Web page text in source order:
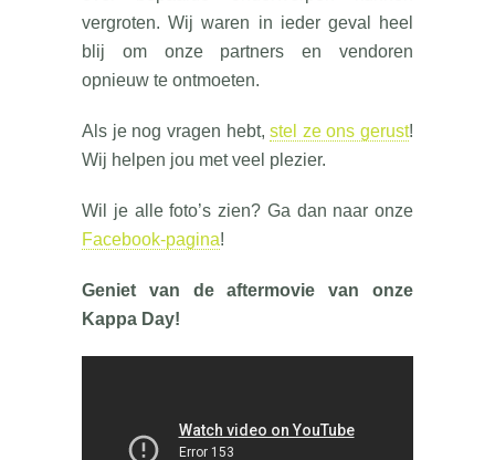
vergroten. Wij waren in ieder geval heel
blij om onze partners en vendoren
opnieuw te ontmoeten.
Als je nog vragen hebt,stel ze ons gerust!
Wij helpen jou met veel plezier.
Wil je alle foto’s zien? Ga dan naar onze
Facebook-pagina!
Geniet van de aftermovie van onze
Kappa Day!